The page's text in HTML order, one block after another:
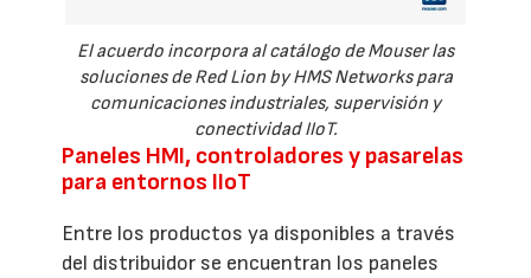
El acuerdo incorpora al catálogo de Mouser las
soluciones de Red Lion by HMS Networks para
comunicaciones industriales, supervisión y
conectividad IIoT.
Paneles HMI, controladores y pasarelas
para entornos IIoT
Entre los productos ya disponibles a través
del distribuidor se encuentran los paneles